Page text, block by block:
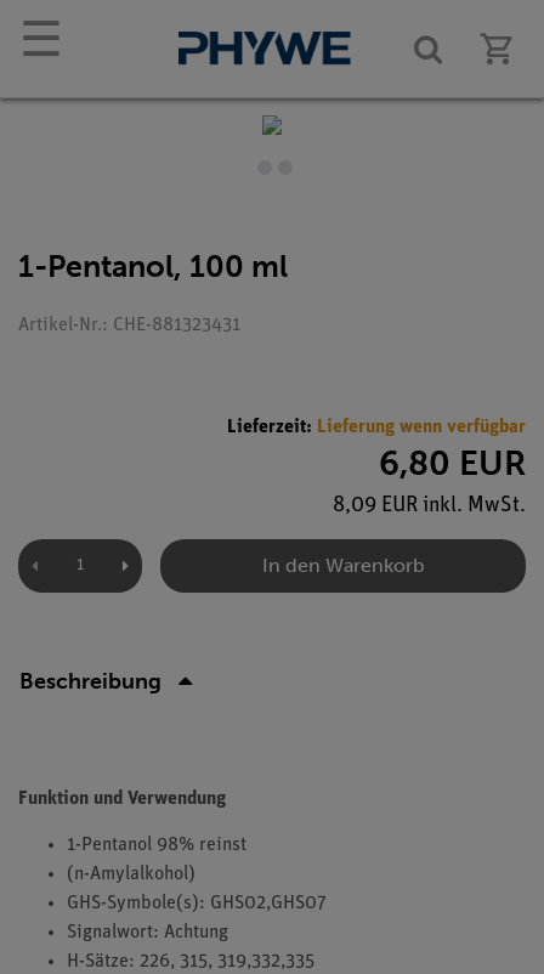
☰
1-Pentanol, 100 ml
Artikel-Nr.: CHE-881323431
Lieferzeit: Lieferung wenn verfügbar
6,80 EUR
8,09 EUR inkl. MwSt.
In den Warenkorb
Beschreibung
Funktion und Verwendung
1-Pentanol 98% reinst
(n-Amylalkohol)
GHS-Symbole(s): GHS02,GHS07
Signalwort: Achtung
H-Sätze: 226, 315, 319,332,335